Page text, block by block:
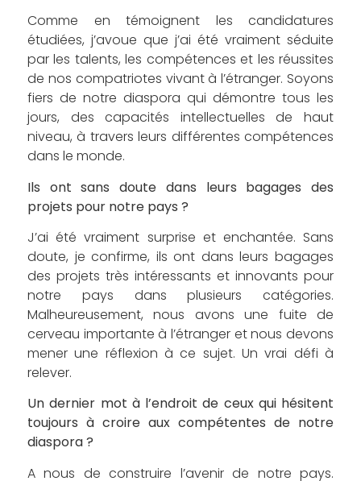
Comme en témoignent les candidatures
étudiées, j’avoue que j’ai été vraiment séduite
par les talents, les compétences et les réussites
de nos compatriotes vivant à l’étranger. Soyons
fiers de notre diaspora qui démontre tous les
jours, des capacités intellectuelles de haut
niveau, à travers leurs différentes compétences
dans le monde.
Ils ont sans doute dans leurs bagages des
projets pour notre pays ?
J’ai été vraiment surprise et enchantée. Sans
doute, je confirme, ils ont dans leurs bagages
des projets très intéressants et innovants pour
notre pays dans plusieurs catégories.
Malheureusement, nous avons une fuite de
cerveau importante à l’étranger et nous devons
mener une réflexion à ce sujet. Un vrai défi à
relever.
Un dernier mot à l’endroit de ceux qui hésitent
toujours à croire aux compétentes de notre
diaspora ?
A nous de construire l’avenir de notre pays.